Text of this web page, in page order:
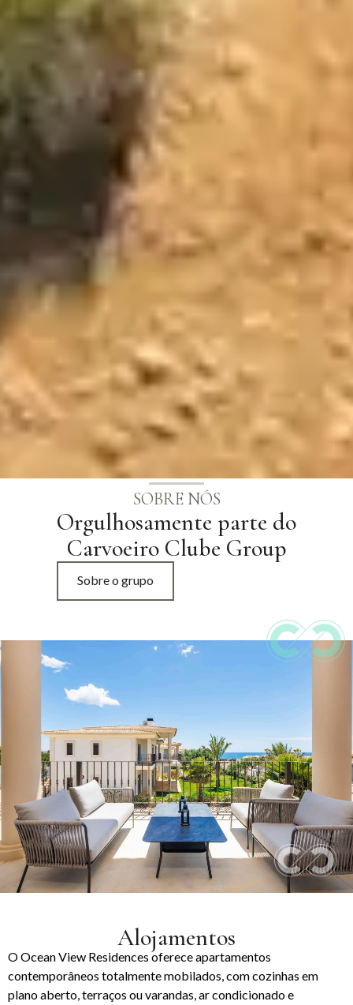
SOBRE NÓS
Orgulhosamente parte do
Carvoeiro Clube Group
Sobre o grupo
Alojamentos
O Ocean View Residences oferece apartamentos
contemporâneos totalmente mobilados, com cozinhas em
plano aberto, terraços ou varandas, ar condicionado e